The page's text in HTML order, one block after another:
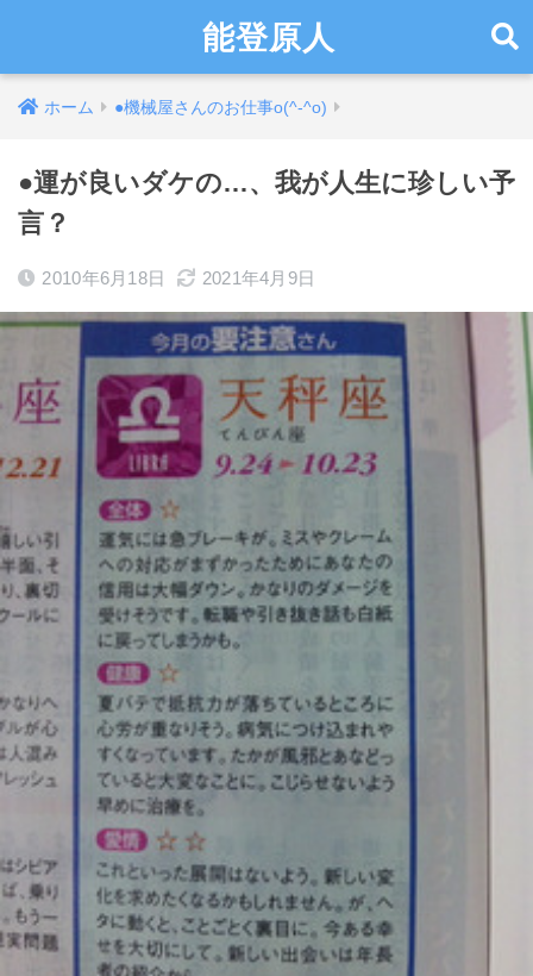
能登原人
ホーム ●機械屋さんのお仕事o(^-^o)
●運が良いダケの…、我が人生に珍しい予
言？
2010年6月18日 2021年4月9日